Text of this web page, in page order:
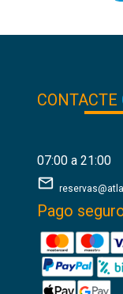
CONTACTE
07:00 a 21:00
Pago